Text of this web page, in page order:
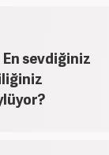
En sevdiğiniz